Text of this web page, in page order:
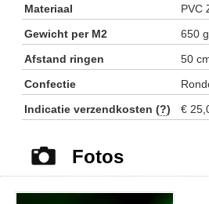
Materiaal
PVC
Gewicht per M2
650
Afstand ringen
50
Confectie
Indicatie verzendkosten (?) €
Fotos